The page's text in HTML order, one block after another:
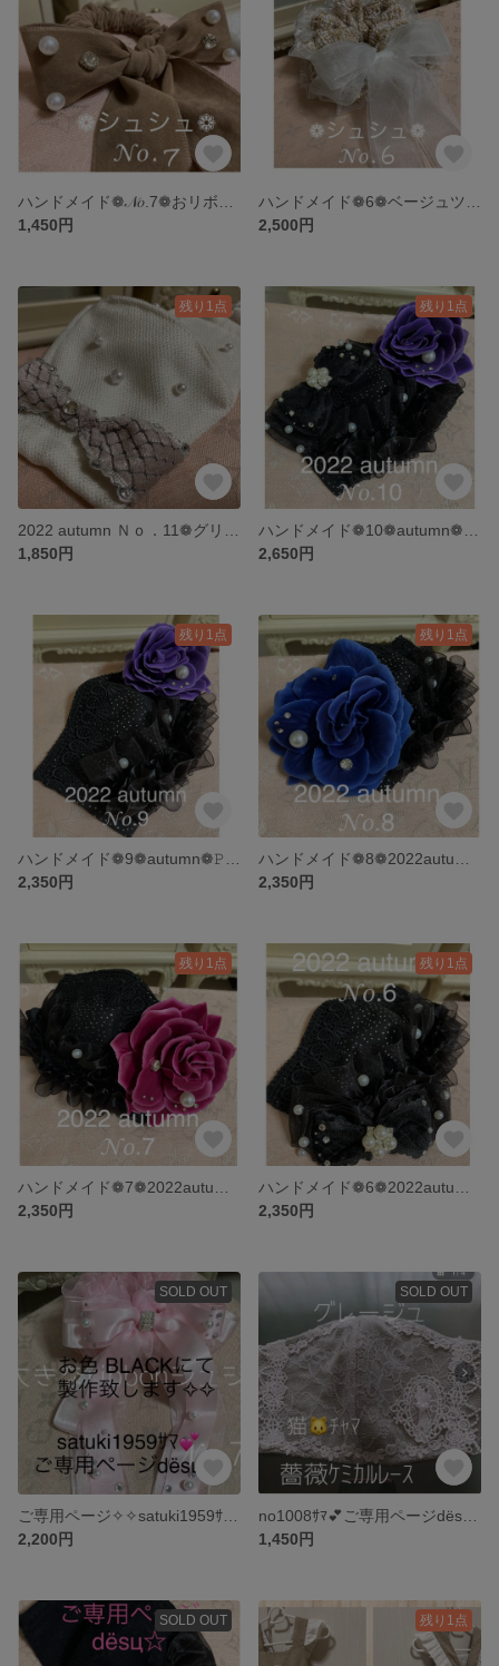
1,450円
2,500円
残り1点
1,850円
残り1点
2,650円
残り1点
2,350円
残り1点
2,350円
残り1点
2,350円
残り1点
2,350円
SOLD OUT
2,200円
SOLD OUT
1,450円
SOLD OUT 残り1点